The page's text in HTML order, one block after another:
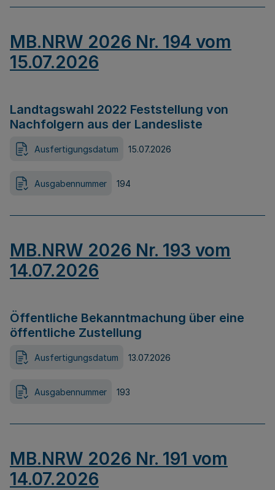
MB.NRW 2026 Nr. 194 vom
15.07.2026
Landtagswahl 2022 Feststellung von
Nachfolgern aus der Landesliste
Ausfertigungsdatum 15.07.2026
Ausgabennummer 194
MB.NRW 2026 Nr. 193 vom
14.07.2026
Öffentliche Bekanntmachung über eine
öffentliche Zustellung
Ausfertigungsdatum 13.07.2026
Ausgabennummer 193
MB.NRW 2026 Nr. 191 vom
14.07.2026